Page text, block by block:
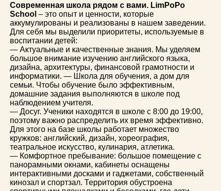
Современная школа рядом с вами. LimPoPo
School – это опыт и ценности, которые
аккумулированы и реализованы в нашем заведении.
Для себя мы выделили приоритеты, используемые в
воспитании детей:
— Актуальные и качественные знания. Мы уделяем
большое внимание изучению английского языка,
дизайна, архитектуры, финансовой грамотности и
информатики. — Школа для обучения, а дом для
семьи. Чтобы обучение было эффективным,
домашние задания выполняются в школе под
наблюдением учителя.
— Досуг. Ученики находятся в школе с 8:00 до 19:00,
поэтому важно распределить их время эффективно.
Для этого на базе школы работает множество
кружков: английский, дизайн, хореография,
театральное искусство, кулинария, атлетика.
— Комфортное пребывание: большое помещение с
панорамными окнами, кабинеты оснащены
интерактивными досками и гаджетами, собственный
кинозал и спортзал. Территория обустроена